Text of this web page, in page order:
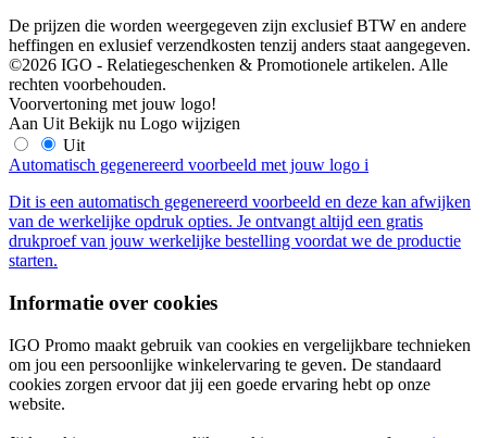
De prijzen die worden weergegeven zijn exclusief BTW en andere
heffingen en exlusief verzendkosten tenzij anders staat aangegeven.
©2026 IGO - Relatiegeschenken & Promotionele artikelen. Alle
rechten voorbehouden.
Voorvertoning met jouw logo!
Aan Uit Bekijk nu Logo wijzigen
Uit
Automatisch gegenereerd voorbeeld met jouw logo i
Dit is een automatisch gegenereerd voorbeeld en deze kan afwijken
van de werkelijke opdruk opties. Je ontvangt altijd een gratis
drukproef van jouw werkelijke bestelling voordat we de productie
starten.
Informatie over cookies
IGO Promo maakt gebruik van cookies en vergelijkbare technieken
om jou een persoonlijke winkelervaring te geven. De standaard
cookies zorgen ervoor dat jij een goede ervaring hebt op onze
website.